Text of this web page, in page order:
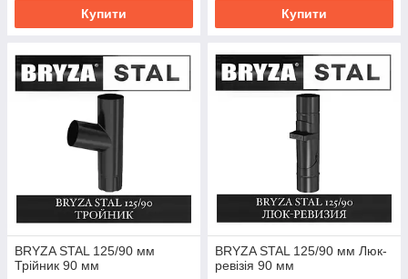
Купити Купити
BRYZA STAL 125/90 мм
Трійник 90 мм
BRYZA STAL 125/90 мм Люк-
ревізія 90 мм